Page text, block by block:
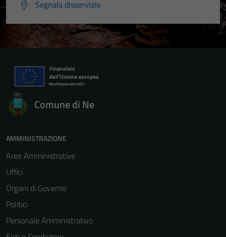
Segnala disservizio
Comune di Ne
AMMINISTRAZIONE
Aree Amministrative
Uffici
Organi di Governo
Politici
Personale Amministrativo